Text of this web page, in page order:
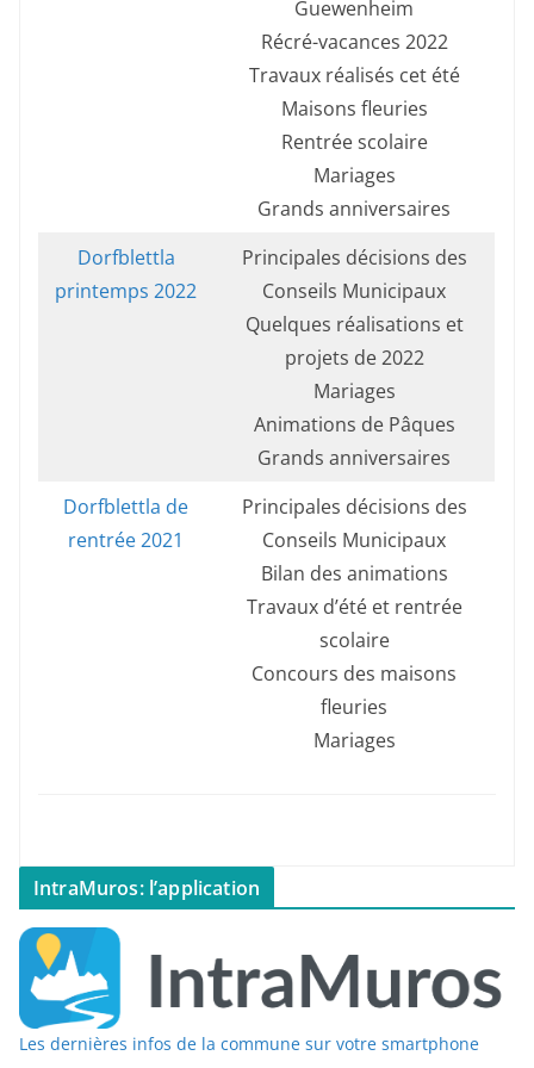
Guewenheim
Récré-vacances 2022
Travaux réalisés cet été
Maisons fleuries
Rentrée scolaire
Mariages
Grands anniversaires
Dorfblettla
printemps 2022
Principales décisions des
Conseils Municipaux
Quelques réalisations et
projets de 2022
Mariages
Animations de Pâques
Grands anniversaires
Dorfblettla de
rentrée 2021
Principales décisions des
Conseils Municipaux
Bilan des animations
Travaux d’été et rentrée
scolaire
Concours des maisons
fleuries
Mariages
IntraMuros: l’application
Les dernières infos de la commune sur votre smartphone